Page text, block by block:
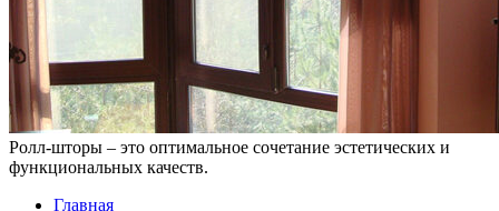
Ролл-шторы – это оптимальное сочетание эстетических и
функциональных качеств.
Главная